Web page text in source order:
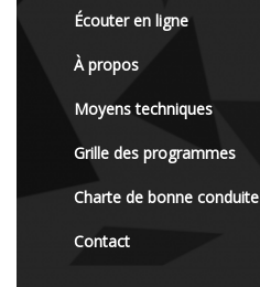
Écouter en ligne
À propos
Moyens techniques
Grille des programmes
Charte de bonne conduite
Contact